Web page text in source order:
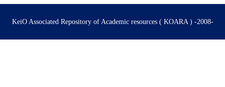
KeiO Associated Repository of Academic resources ( KOARA ) -2008-